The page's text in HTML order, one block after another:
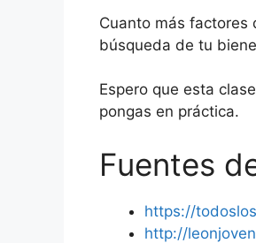
Cuanto más factores
búsqueda de tu
Espero que esta
pongas en práctica.
Fuentes
https://
http://